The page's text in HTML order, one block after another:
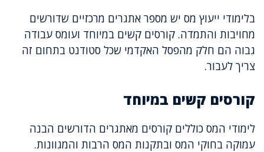
בלימודי ייעוץ מס יש מספר אתגרים מרכזיים שדורשים
מחויבות והתמדה. קורסים קשים במיוחד ועומס עבודה
גבוה הם חלק מהפסל האקדמי שכל סטודנט בתחום זה
צריך לעבור.
קורסים קשים במיוחד
לימודי המס כוללים קורסים מאתגרים הדורשים הבנה
עמוקה בחוקי המס ובתקנות המס הרבות והמגוונות.